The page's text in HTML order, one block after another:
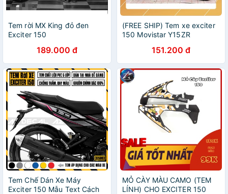
Tem rời MX King đỏ đen
Exciter 150
189.000 đ
(FREE SHIP) Tem xe exciter
150 Movistar Y15ZR
151.200 đ
Tem Chế Dán Xe Máy
Exciter 150 Mẫu Text Cách
MỎ CÀY MÀU CAMO (TEM
LÍNH) CHO EXCITER 150